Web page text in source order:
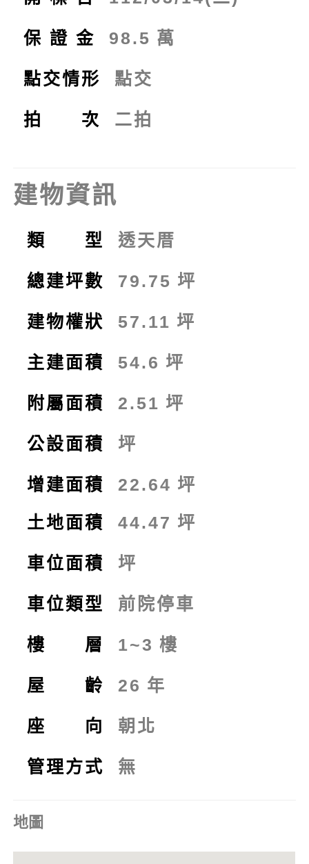
保證金 98.5 萬
點交情形 點交
拍 次 二拍
建物資訊
類 型 透天厝
總建坪數 79.75 坪
建物權狀 57.11 坪
主建面積 54.6 坪
附屬面積 2.51 坪
公設面積 坪
增建面積 22.64 坪
土地面積
44.47 坪
車位面積 坪
車位類型 前院停車
樓 層 1~3 樓
屋 齡 26 年
座 向 朝北
管理方式 無
地圖